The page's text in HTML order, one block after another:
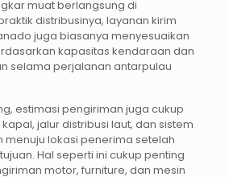
muat berlangsung di
distribusinya, layanan kirim
juga biasanya menyesuaikan
kapasitas kendaraan dan
selama perjalanan antarpulau
estimasi pengiriman juga cukup
jalur distribusi laut, dan sistem
menuju lokasi penerima setelah
Hal seperti ini cukup penting
motor, furniture, dan mesin